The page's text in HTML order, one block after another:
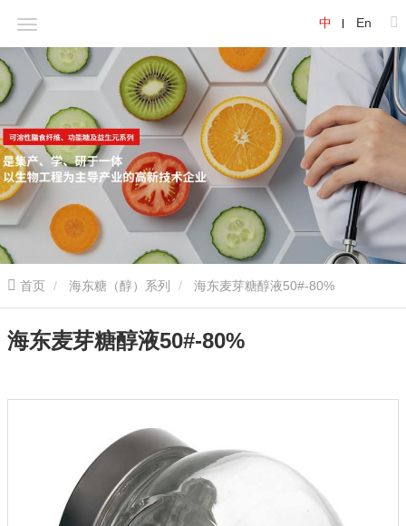
中 En
首页 海东糖（醇）系列 海东麦芽糖醇液50#-80%
海东麦芽糖醇液50#-80%